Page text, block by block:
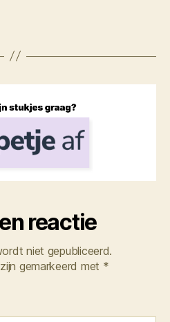
reactie
niet gepubliceerd.
gemarkeerd met *